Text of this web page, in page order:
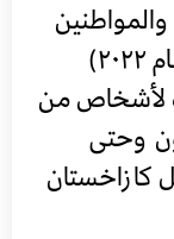
٢٠٢١ ، و٥٢ في عام ٢٠٢٢) والمواطنين
الروس (٧ في عام ٢٠٢١، و١٤ في عام ٢٠٢٢)
لأشخاص من
وحتى